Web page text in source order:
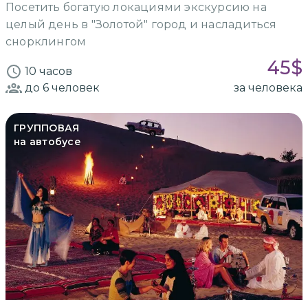
Посетить богатую локациями экскурсию на
целый день в "Золотой" город и насладиться
снорклингом
10 часов 45$
до 6 человек за человека
ГРУППОВАЯ
на автобусе